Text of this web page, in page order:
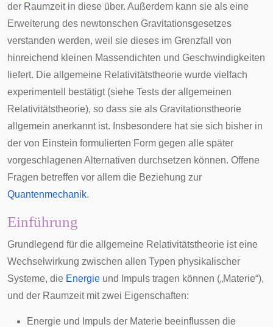
der Raumzeit in diese über. Außerdem kann sie als eine
Erweiterung des newtonschen Gravitationsgesetzes
verstanden werden, weil sie dieses im Grenzfall von
hinreichend kleinen Massendichten und Geschwindigkeiten
liefert. Die allgemeine Relativitätstheorie wurde vielfach
experimentell bestätigt (siehe Tests der allgemeinen
Relativitätstheorie), so dass sie als Gravitationstheorie
allgemein anerkannt ist. Insbesondere hat sie sich bisher in
der von Einstein formulierten Form gegen alle später
vorgeschlagenen Alternativen durchsetzen können. Offene
Fragen betreffen vor allem die Beziehung zur
Quantenmechanik.
Einführung
Grundlegend für die allgemeine Relativitätstheorie ist eine
Wechselwirkung zwischen allen Typen physikalischer
Systeme, die Energie und Impuls tragen können („Materie“),
und der Raumzeit mit zwei Eigenschaften:
Energie und Impuls der Materie beeinflussen die